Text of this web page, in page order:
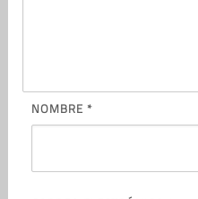
NOMBRE *